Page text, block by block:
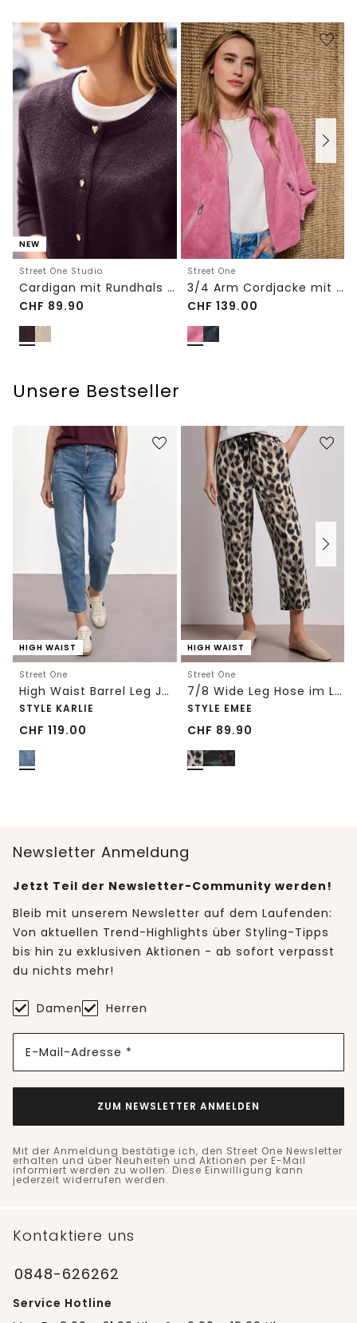
NEW
Street One Studio
Cardigan mit Rundhals und Knöpfen
CHF 89.90
Street One
3/4 Arm Cordjacke mit Hemdkragen
CHF 139.00
Unsere Bestseller
HIGH WAIST
Street One
High Waist Barrel Leg Jeans im Loose Fit
STYLE KARLIE
CHF 119.00
HIGH WAIST
Street One
7/8 Wide Leg Hose im Loose Fit mit Print
STYLE EMEE
CHF 89.90
Newsletter Anmeldung
Jetzt Teil der Newsletter-Community werden!
Bleib mit unserem Newsletter auf dem Laufenden:
Von aktuellen Trend-Highlights über Styling-Tipps
bis hin zu exklusiven Aktionen - ab sofort verpasst
du nichts mehr!
Damen Herren
E-Mail-Adresse *
ZUM NEWSLETTER ANMELDEN
Mit der Anmeldung bestätige ich, den Street One Newsletter
erhalten und über Neuheiten und Aktionen per E-Mail
informiert werden zu wollen. Diese Einwilligung kann
jederzeit widerrufen werden.
Kontaktiere uns
0848-626262
Service Hotline